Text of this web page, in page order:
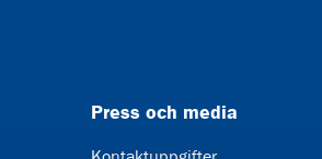
Press och media